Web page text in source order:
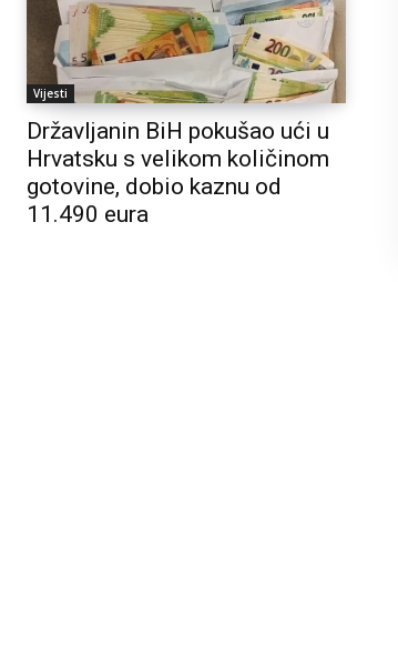
Vijesti
Državljanin BiH pokušao ući u
Hrvatsku s velikom količinom
gotovine, dobio kaznu od
11.490 eura